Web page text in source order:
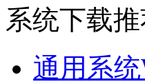
系统下载
通用系